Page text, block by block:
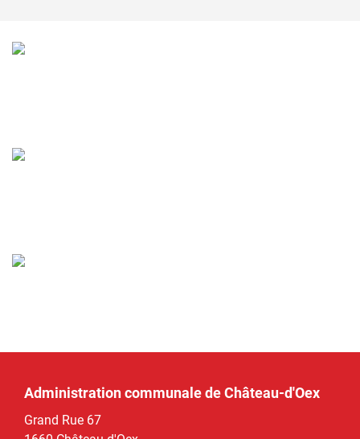
Verschiedene Informationen
Administration communale de Château-d'Oex
Grand Rue 67